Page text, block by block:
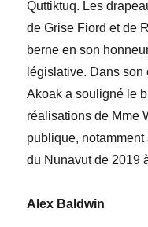
Quttiktuq. Les
de Grise Fiord et de
berneen son
législative. Dans
Akoak a souligné le
réalisations de Mme
publique,
du Nunavut de 2019
Alex Baldwin